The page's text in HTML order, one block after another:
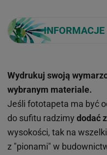
INFORMACJE
Wydrukuj swoją
wybranym materiale.
Jeśli fototapeta ma być
do sufitu radzimy dodać
wysokości, tak na
z "pionami" w